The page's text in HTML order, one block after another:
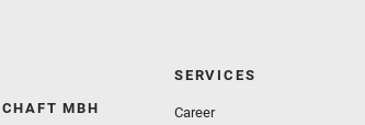
MBH
SERVICES
Career